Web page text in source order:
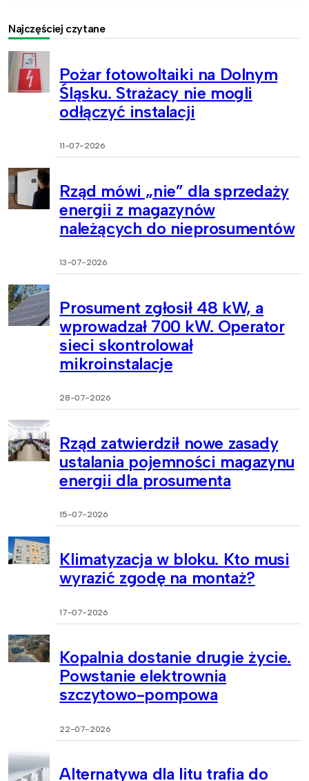
Najczęściej czytane
Pożar fotowoltaiki na Dolnym
Śląsku. Strażacy nie mogli
odłączyć instalacji
11-07-2026
Rząd mówi „nie” dla sprzedaży
energii z magazynów
należących do nieprosumentów
13-07-2026
Prosument zgłosił 48 kW, a
wprowadzał 700 kW. Operator
sieci skontrolował
mikroinstalacje
28-07-2026
Rząd zatwierdził nowe zasady
ustalania pojemności magazynu
energii dla prosumenta
15-07-2026
Klimatyzacja w bloku. Kto musi
wyrazić zgodę na montaż?
17-07-2026
Kopalnia dostanie drugie życie.
Powstanie elektrownia
szczytowo-pompowa
22-07-2026
Alternatywa dla litu trafia do